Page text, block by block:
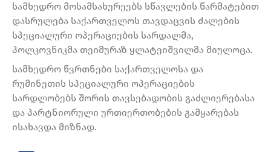
სამხედრო მოსამსახურეებს სწავლების წარმატებით
დასრულება საქართველოს თავდაცვის ძალების
სპეციალური ოპერაციების სარდალმა,
პოლკოვნიკმა თეიმურაზ ყლატეიშვილმა მიულოცა.
სამხედრო წვრთნები საქართველოსა და
რუმინეთის სპეციალური ოპერაციების
სარდლობებს შორის თავსებადობის გაძლიერებასა
და პარტნიორული ურთიერთობების გამყარებას
ისახავდა მიზნად.